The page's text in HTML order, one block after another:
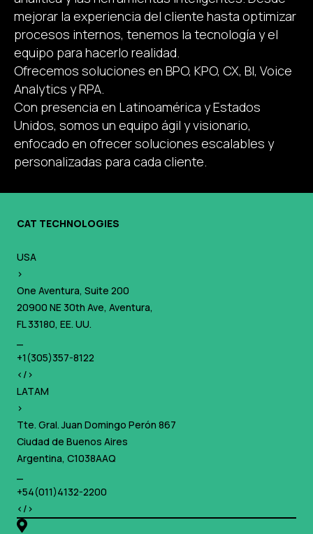
mejorar la experiencia del cliente hasta optimizar
procesos internos, tenemos la tecnología y el
equipo para hacerlo realidad.
Ofrecemos soluciones en BPO, KPO, CX, BI, Voice
Analytics y RPA.
Con presencia en Latinoamérica y Estados
Unidos, somos un equipo ágil y visionario,
enfocado en ofrecer soluciones escalables y
personalizadas para cada cliente.
CAT TECHNOLOGIES
USA
>
One Aventura, Suite 200
20900 NE 30th Ave, Aventura,
FL 33180, EE. UU.
+1(305)357-8122
</>
LATAM
>
Tte. Gral. Juan Domingo Perón 867
Ciudad de Buenos Aires
Argentina, C1038AAQ
+54(011)4132-2200
</>